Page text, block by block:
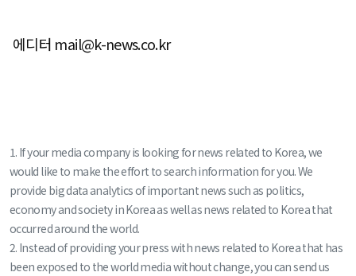
에디터 mail@k-news.co.kr
1. If your media company is looking for news related to Korea, we
would like to make the effort to search information for you. We
provide big data analytics of important news such as politics,
economy and society in Korea as well as news related to Korea that
occurred around the world.
2. Instead of providing your press with news related to Korea that has
been exposed to the world media without change, you can send us